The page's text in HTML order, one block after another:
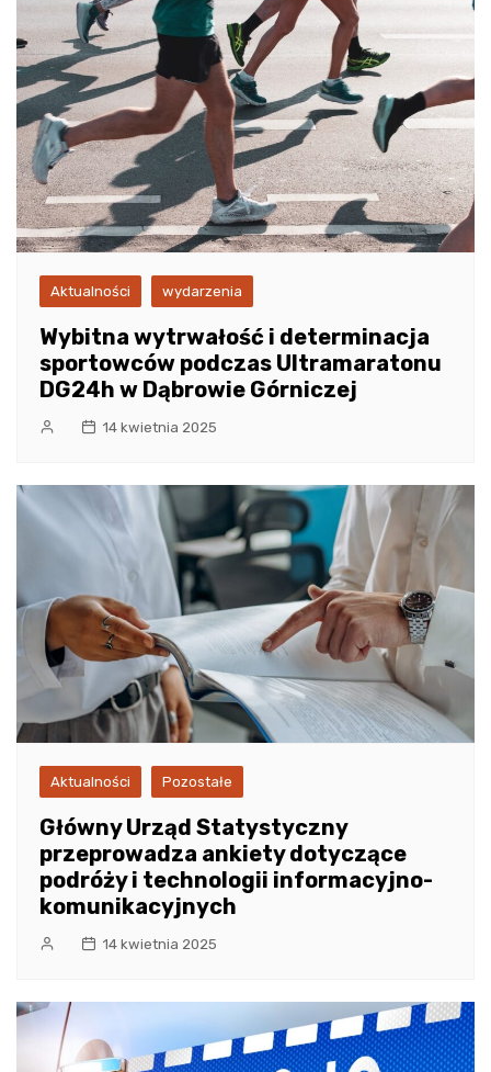
Aktualności wydarzenia
Wybitna wytrwałość i determinacja
sportowców podczas Ultramaratonu
DG24h w Dąbrowie Górniczej
14 kwietnia 2025
Aktualności Pozostałe
Główny Urząd Statystyczny
przeprowadza ankiety dotyczące
podróży i technologii informacyjno-
komunikacyjnych
14 kwietnia 2025